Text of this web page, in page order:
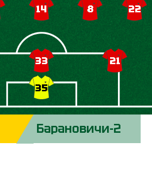
35
8
14
21
22
33
Барановичи-2